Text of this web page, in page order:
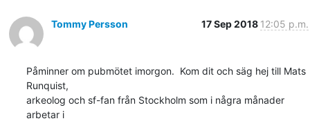
Tommy Persson 17 Sep 2018 12:05 p.m.
Påminner om pubmötet imorgon.  Kom dit och säg hej till Mats
Runquist,
arkeolog och sf-fan från Stockholm som i några månader
arbetar i